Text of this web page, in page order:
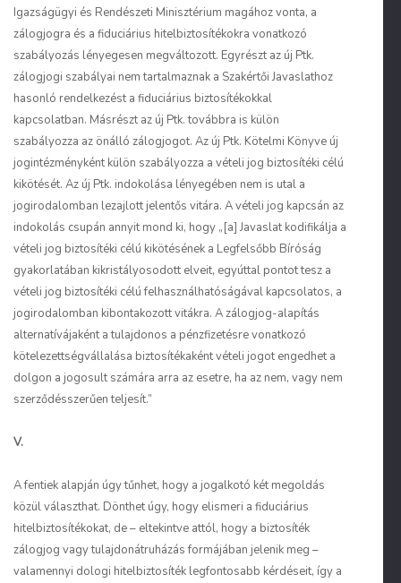
Igazságügyi és Rendészeti Minisztérium magához vonta, a
zálogjogra és a fiduciárius hitelbiztosítékokra vonatkozó
szabályozás lényegesen megváltozott. Egyrészt az új Ptk.
zálogjogi szabályai nem tartalmaznak a Szakértői Javaslathoz
hasonló rendelkezést a fiduciárius biztosítékokkal
kapcsolatban. Másrészt az új Ptk. továbbra is külön
szabályozza az önálló zálogjogot. Az új Ptk. Kötelmi Könyve új
jogintézményként külön szabályozza a vételi jog biztosítéki célú
kikötését. Az új Ptk. indokolása lényegében nem is utal a
jogirodalomban lezajlott jelentős vitára. A vételi jog kapcsán az
indokolás csupán annyit mond ki, hogy „[a] Javaslat kodifikálja a
vételi jog biztosítéki célú kikötésének a Legfelsőbb Bíróság
gyakorlatában kikristályosodott elveit, egyúttal pontot tesz a
vételi jog biztosítéki célú felhasználhatóságával kapcsolatos, a
jogirodalomban kibontakozott vitákra. A zálogjog-alapítás
alternatívájaként a tulajdonos a pénzfizetésre vonatkozó
kötelezettségvállalása biztosítékaként vételi jogot engedhet a
dolgon a jogosult számára arra az esetre, ha az nem, vagy nem
szerződésszerűen teljesít.”
V.
A fentiek alapján úgy tűnhet, hogy a jogalkotó két megoldás
közül választhat. Dönthet úgy, hogy elismeri a fiduciárius
hitelbiztosítékokat, de – eltekintve attól, hogy a biztosíték
zálogjog vagy tulajdonátruházás formájában jelenik meg –
valamennyi dologi hitelbiztosíték legfontosabb kérdéseit, így a